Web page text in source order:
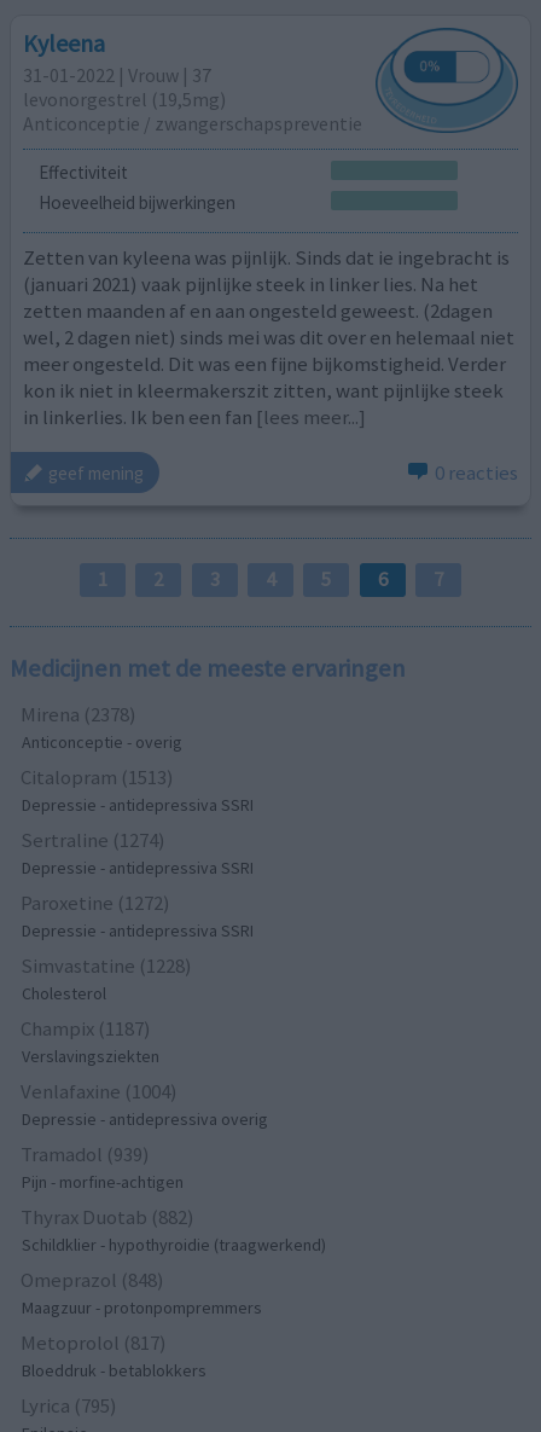
Kyleena
31-01-2022 | Vrouw | 37
levonorgestrel (19,5mg)
Anticonceptie / zwangerschapspreventie
Effectiviteit
Hoeveelheid bijwerkingen
Zetten van kyleena was pijnlijk. Sinds dat ie ingebracht is
(januari 2021) vaak pijnlijke steek in linker lies. Na het
zetten maanden af en aan ongesteld geweest. (2dagen
wel, 2 dagen niet) sinds mei was dit over en helemaal niet
meer ongesteld. Dit was een fijne bijkomstigheid. Verder
kon ik niet in kleermakerszit zitten, want pijnlijke steek
in linkerlies. Ik ben een fan [lees meer...]
geef mening 0 reacties
1 2 3 4 5 6 7
Medicijnen met de meeste ervaringen
Mirena (2378)
Anticonceptie - overig
Citalopram (1513)
Depressie - antidepressiva SSRI
Sertraline (1274)
Depressie - antidepressiva SSRI
Paroxetine (1272)
Depressie - antidepressiva SSRI
Simvastatine (1228)
Cholesterol
Champix (1187)
Verslavingsziekten
Venlafaxine (1004)
Depressie - antidepressiva overig
Tramadol (939)
Pijn - morfine-achtigen
Thyrax Duotab (882)
Schildklier - hypothyroidie (traagwerkend)
Omeprazol (848)
Maagzuur - protonpompremmers
Metoprolol (817)
Bloeddruk - betablokkers
Lyrica (795)